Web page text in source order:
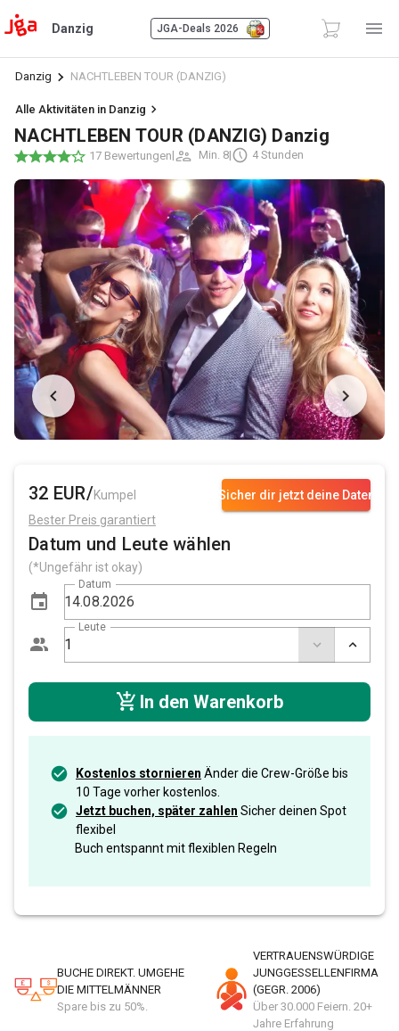
Danzig JGA-Deals 2026
Danzig NACHTLEBEN TOUR (DANZIG)
Alle Aktivitäten in Danzig
NACHTLEBEN TOUR (DANZIG) Danzig
17 Bewertungen| Min. 8| 4 Stunden
Sicher dir jetzt deine Daten
32 EUR/Kumpel
Bester Preis garantiert
Datum und Leute wählen
(*Ungefähr ist okay)
Datum
Leute
In den Warenkorb
Kostenlos stornieren Änder die Crew-Größe bis
10 Tage vorher kostenlos.
Jetzt buchen, später zahlen Sicher deinen Spot
flexibel
Buch entspannt mit flexiblen Regeln
BUCHE DIREKT. UMGEHE
DIE MITTELMÄNNER
Spare bis zu 50%.
VERTRAUENSWÜRDIGE
JUNGGESSELLENFIRMA
(GEGR. 2006)
Über 30.000 Feiern. 20+
Jahre Erfahrung